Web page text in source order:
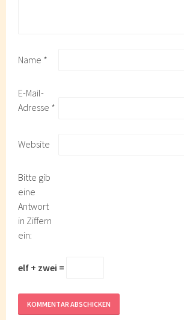
Name *
E-Mail-
Adresse *
Website
Bitte gib
eine
Antwort
in Ziffern
ein:
elf + zwei =